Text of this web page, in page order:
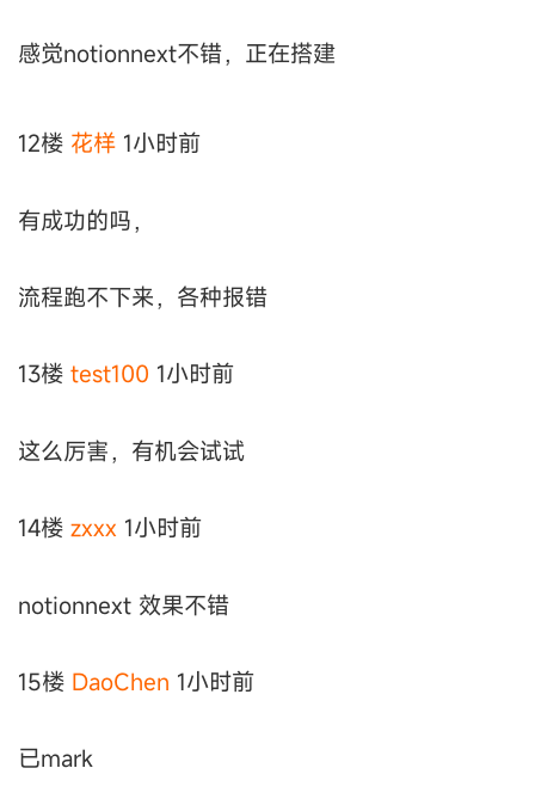
感觉notionnext不错，正在搭建
12楼 花样 1小时前
有成功的吗，
流程跑不下来，各种报错
13楼 test100 1小时前
这么厉害，有机会试试
14楼 zxxx 1小时前
notionnext 效果不错
15楼 DaoChen 1小时前
已mark